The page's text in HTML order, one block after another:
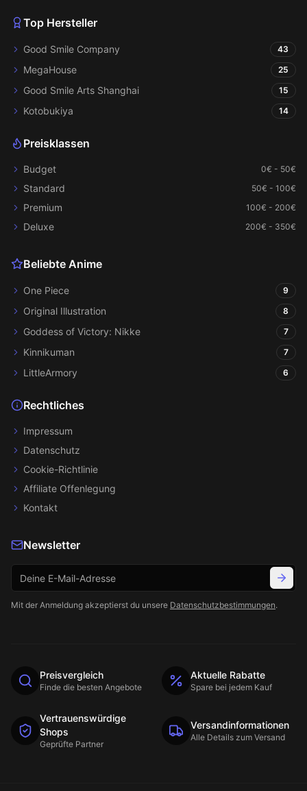
Top Hersteller
Good Smile Company 43
MegaHouse 25
Good Smile Arts Shanghai 15
Kotobukiya 14
Preisklassen
Budget 0€ - 50€
Standard 50€ - 100€
Premium 100€ - 200€
Deluxe 200€ - 350€
Beliebte Anime
One Piece 9
Original Illustration 8
Goddess of Victory: Nikke 7
Kinnikuman 7
LittleArmory 6
Rechtliches
Impressum
Datenschutz
Cookie-Richtlinie
Affiliate Offenlegung
Kontakt
Newsletter
Mit der Anmeldung akzeptierst du unsere Datenschutzbestimmungen.
Preisvergleich
Finde die besten Angebote
Aktuelle Rabatte
Spare bei jedem Kauf
Vertrauenswürdige
Shops
Geprüfte Partner
Versandinformationen
Alle Details zum Versand